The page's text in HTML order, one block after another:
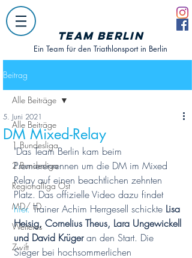
Team Berlin
Ein Team für den Triathlonsport in Berlin
Beitrag
Alle Beiträge
1.Bundesliga
2.Bundesliga
Regionalliga Ost
MD/ LD
Weiteres
Zwift
Alle Beiträge
DM Mixed-Relay
5. Juni 2021
"Das Team Berlin kam beim
Premierenrennen um die DM im Mixed
Relay auf einen beachtlichen zehnten
Platz. Das offizielle Video dazu findet
hier. Trainer Achim Herrgesell schickte Lisa
Heisig, Cornelius Theus, Lara Ungewickell
und David Krüger an den Start. Die
Sieger bei hochsommerlichen